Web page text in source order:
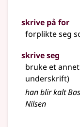
skrive på for
forplikte seg
skrive seg
bruke et
underskrift)
han blir kalt
Nilsen